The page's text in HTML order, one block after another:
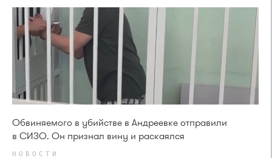
Обвиняемого в убийстве в Андреевке отправили
в СИЗО. Он признал вину и раскаялся
НОВОСТИ